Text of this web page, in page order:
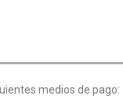
medios de pago: